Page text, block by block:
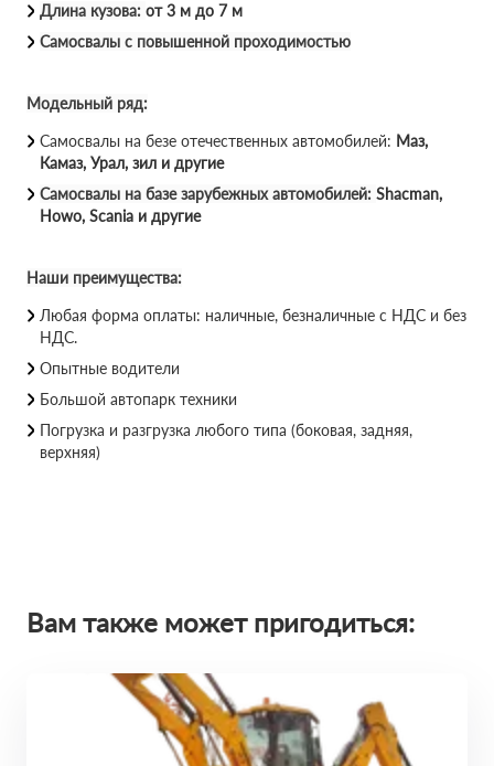
Длина кузова: от 3 м до 7 м
Самосвалы с повышенной проходимостью
Модельный ряд:
Самосвалы на безе отечественных автомобилей: Маз,
Камаз, Урал, зил и другие
Самосвалы на базе зарубежных автомобилей: Shacman,
Howo, Scania и другие
Наши преимущества:
Любая форма оплаты: наличные, безналичные с НДС и без
НДС.
Опытные водители
Большой автопарк техники
Погрузка и разгрузка любого типа (боковая, задняя,
верхняя)
Вам также может пригодиться: